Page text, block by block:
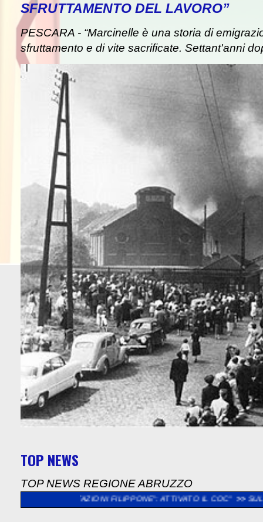
SFRUTTAMENTO DEL LAVORO”
PESCARA - “Marcinelle è una storia di
sfruttamento e di vite sacrificate. Settant'anni
TOP NEWS
TOP NEWS REGIONE ABRUZZO
FILIPPONE": ATTIVATO IL COC" >> SULMONA: APERTA